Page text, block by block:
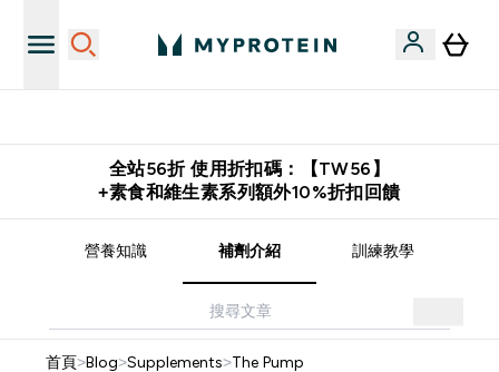
全站56折 使用折扣碼：【TW56】
+素食和維生素系列額外10%折扣回饋
營養知識 補劑介紹 訓練教學
首頁>Blog>Supplements>The Pump